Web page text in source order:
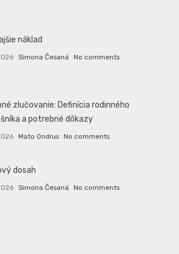
náklad
Simona Česaná No comments
zlučovanie: Definícia rodinného
a potrebné dôkazy
Mato Ondrus No comments
dosah
Simona Česaná No comments